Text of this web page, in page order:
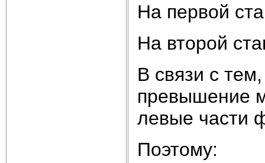
На первой
На второй
В связи с
превышение
левые части
Поэтому: